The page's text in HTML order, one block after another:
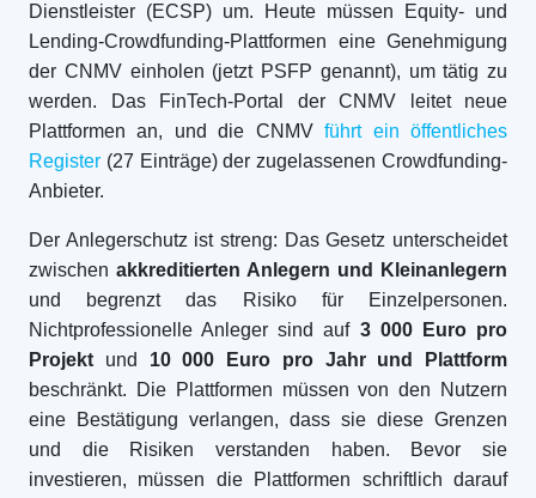
Dienstleister (ECSP) um. Heute müssen Equity- und
Lending-Crowdfunding-Plattformen eine Genehmigung
der CNMV einholen (jetzt PSFP genannt), um tätig zu
werden. Das FinTech-Portal der CNMV leitet neue
Plattformen an, und die CNMVführt ein öffentliches
Register (27 Einträge) der zugelassenen Crowdfunding-
Anbieter.
Der Anlegerschutz ist streng: Das Gesetz unterscheidet
zwischen akkreditierten Anlegern und Kleinanlegern
und begrenzt das Risiko für Einzelpersonen.
Nichtprofessionelle Anleger sind auf 3 000 Euro pro
Projekt und 10 000 Euro pro Jahr und Plattform
beschränkt. Die Plattformen müssen von den Nutzern
eine Bestätigung verlangen, dass sie diese Grenzen
und die Risiken verstanden haben. Bevor sie
investieren, müssen die Plattformen schriftlich darauf